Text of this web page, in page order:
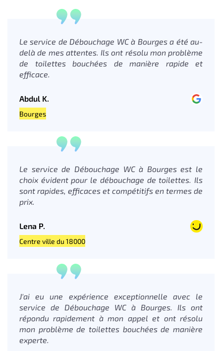
Le service de Débouchage WC à Bourges a été au-
delà de mes attentes. Ils ont résolu mon problème
de toilettes bouchées de manière rapide et
efficace.
Abdul K.
Bourges
Le service de Débouchage WC à Bourges est le
choix évident pour le débouchage de toilettes. Ils
sont rapides, efficaces et compétitifs en termes de
prix.
Lena P.
Centre ville du 18000
J'ai eu une expérience exceptionnelle avec le
service de Débouchage WC à Bourges. Ils ont
répondu rapidement à mon appel et ont résolu
mon problème de toilettes bouchées de manière
experte.